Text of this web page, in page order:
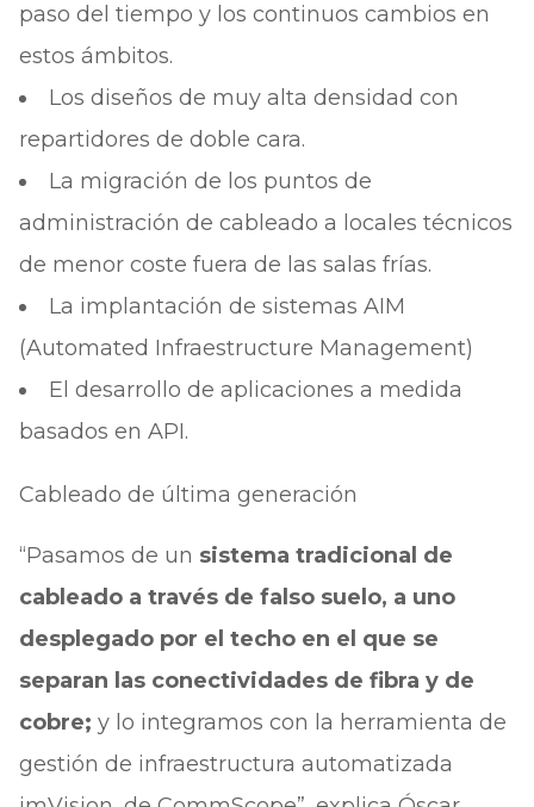
paso del tiempo y los continuos cambios en
estos ámbitos.
Los diseños de muy alta densidad con
repartidores de doble cara.
La migración de los puntos de
administración de cableado a locales técnicos
de menor coste fuera de las salas frías.
La implantación de sistemas AIM
(Automated Infraestructure Management)
El desarrollo de aplicaciones a medida
basados en API.
Cableado de última generación
“Pasamos de un sistema tradicional de
cableado a través de falso suelo, a uno
desplegado por el techo en el que se
separan las conectividades de fibra y de
cobre; y lo integramos con la herramienta de
gestión de infraestructura automatizada